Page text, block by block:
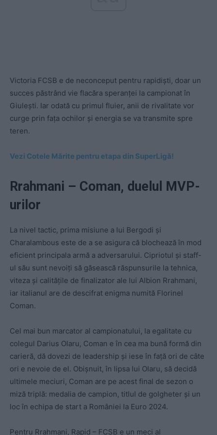
Victoria FCSB e de neconceput pentru rapidiști, doar un
succes păstrând vie flacăra speranței la campionat în
Giulești. Iar odată cu primul fluier, anii de rivalitate vor
curge prin fața ochilor și energia se va transmite spre
teren.
Vezi Cotele Mărite pentru etapa din SuperLigă!
Rrahmani – Coman, duelul MVP-
urilor
La nivel tactic, prima misiune a lui Bergodi și
Charalambous este de a se asigura că blochează în mod
eficient principala armă a adversarului. Cipriotul și staff-
ul său sunt nevoiți să găsească răspunsurile la tehnica,
viteza și calitățile de finalizator ale lui Albion Rrahmani,
iar italianul are de descifrat enigma numită Florinel
Coman.
Cel mai bun marcator al campionatului, la egalitate cu
colegul Darius Olaru, Coman e în cea ma bună formă din
carieră, dă dovezi de leadership și iese în față ori de câte
ori e nevoie de el. Obișnuit, în lipsa lui Olaru, să decidă
ultimele meciuri, Coman are pe acest final de sezon o
miză triplă: medalia de campion, titlul de golgheter și un
loc în echipa de start a României la Euro 2024.
Pentru Rrahmani, Rapid – FCSB e un meci al